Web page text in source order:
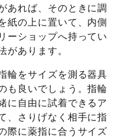
あれば、そのときに調
紙の上に置いて、内側
ーショップへ持ってい
があります。
輪をサイズを測る器具
も良いでしょう。指輪
に自由に試着できるア
、さりげなく相手に指
際に薬指に合うサイズ